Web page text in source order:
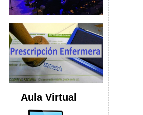
Aula Virtual